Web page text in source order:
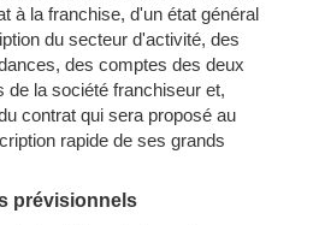
à la franchise, d'un état général
du secteur d'activité, des
des comptes des deux
la société franchiseur et,
contrat qui sera proposé au
rapide de ses grands
prévisionnels